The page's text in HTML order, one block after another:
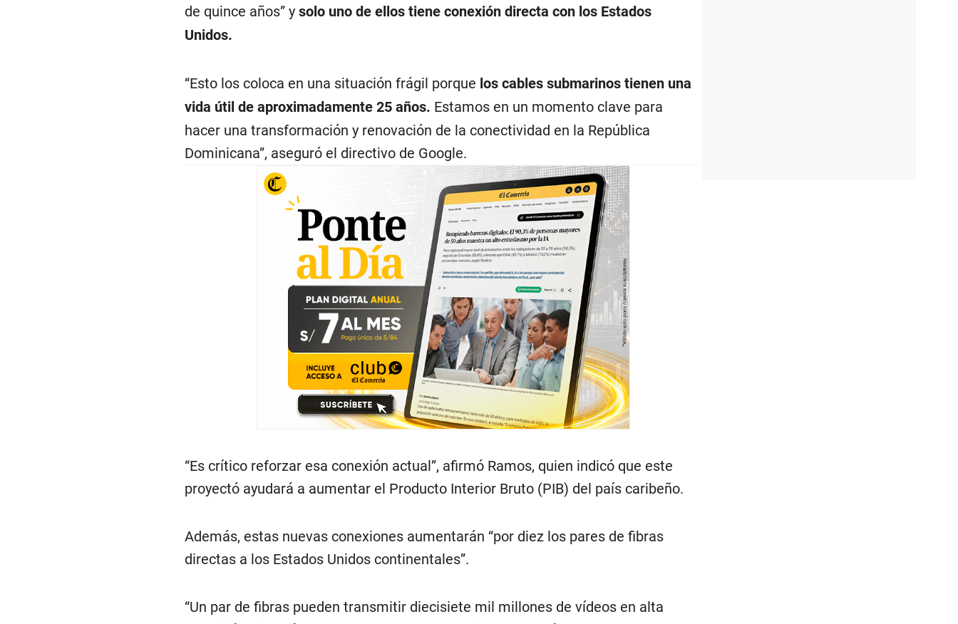
de quince años” y solo uno de ellos tiene conexión directa con los Estados
Unidos.
“Esto los coloca en una situación frágil porque los cables submarinos tienen una
vida útil de aproximadamente 25 años. Estamos en un momento clave para
hacer una transformación y renovación de la conectividad en la República
Dominicana”, aseguró el directivo de Google.
“Es crítico reforzar esa conexión actual”, afirmó Ramos, quien indicó que este
proyectó ayudará a aumentar el Producto Interior Bruto (PIB) del país caribeño.
Además, estas nuevas conexiones aumentarán “por diez los pares de fibras
directas a los Estados Unidos continentales”.
“Un par de fibras pueden transmitir diecisiete mil millones de vídeos en alta